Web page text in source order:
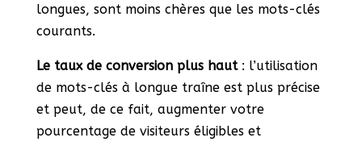
longues, sont moins chères que les mots-clés
courants.
Le taux de conversion plus haut: l’utilisation
de mots-clés à longue traîne est plus précise
et peut, de ce fait, augmenter votre
pourcentage de visiteurs éligibles et